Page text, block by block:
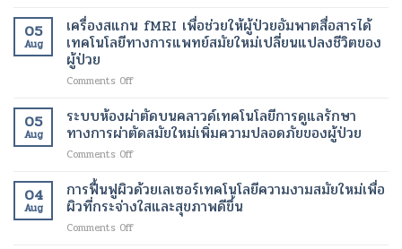
เทคโนโลยี
สมัย
ใหม่
ขา
สุขภาพ
ดี
ขึ้น
อินฟราเรด
เพื่อ
ช่วย
ไข
เฉพาะ
จุด
และ
การ
เผา
05
Aug
เครื่องสแกน fMRI เพื่อช่วยให้ผู้ป่วยอัมพาตสื่อสารได้
เทคโนโลยีทางการแพทย์สมัยใหม่เปลี่ยนแปลงชีวิตของ
ผู้ป่วย
Comments Offon
สแกน
fMRI
เพื่อ
ช่วย
ผู้
ป่วย
05
Aug
ระบบห้องผ่าตัดบนคลาวด์เทคโนโลยีการดูแลรักษา
ทางการผ่าตัดสมัยใหม่เพิ่มความปลอดภัยของผู้ป่วย
Comments Offon
ห้อง
ผ่าตัด
บน
คลา
04
Aug
การฟื้นฟูผิวด้วยเลเซอร์เทคโนโลยีความงามสมัยใหม่เพื่อ
ผิวที่กระจ่างใสและสุขภาพดีขึ้น
Comments Offon